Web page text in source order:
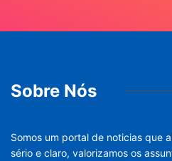
Sobre Nós
Somos um portal de noticias que
sério e claro, valorizamos os